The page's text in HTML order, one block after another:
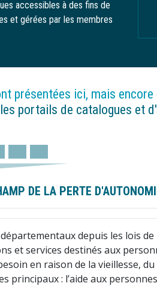
accessibles à des fins de
et gérées par les membres
présentées ici, mais encore
portails de catalogues et
DE LA PERTE
depuis les lois de
et services destinés aux
en raison de la vieillesse,
principaux : l’aide aux